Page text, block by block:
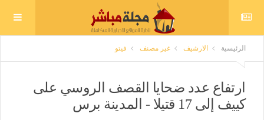
الرئيسية الارشيف غير مصنف فيتو
ارتفاع عدد ضحايا القصف الروسي على
كييف إلى 17 قتيلا - المدينة برس